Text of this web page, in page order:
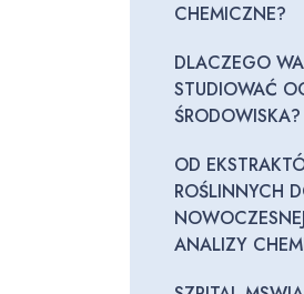
CHEMICZNE?
DLACZEGO
STUDIOWAĆ
ŚRODOWISKA?
OD
ROŚLINNYCH
NOWOCZESNEJ
ANALIZY